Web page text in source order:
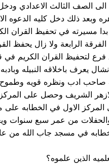
الصف الثالث الاعدادي
وبعد ذلك دخل كليه الدعوه
مسيرته في تحفيظ القران
في عام 2026 في الفرقة الرابعة ولا
لتحفيظ القران الكريم في
يعرف باخلاقه النبيله
صاحب ادب ونظره قويه
الشريف وحصل على
المركز الاول في الخطابه
من عمر سبع سنوات
الذين علموه؟